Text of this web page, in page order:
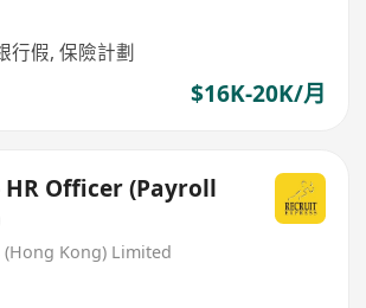
行假, 保險計劃
$16K-20K/月
HR Officer (Payroll
(Hong Kong) Limited